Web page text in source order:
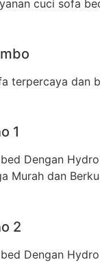
cuci sofa
terpercaya dan
1
Dengan
Murah dan
2
Dengan